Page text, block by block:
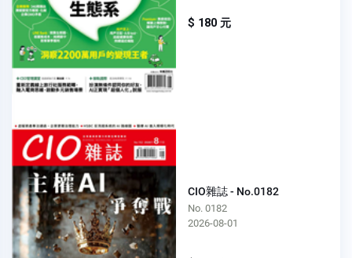
$ 180 元
CIO雜誌 - No.0182
No. 0182
2026-08-01